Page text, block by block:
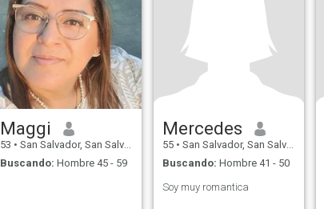
Maggi
53 • San Salvador, San Salvador, El Salvador
Buscando: Hombre 45 - 59
Mercedes
55 • San Salvador, San Salvador, El Salvador
Buscando: Hombre 41 - 50
Soy muy romantica